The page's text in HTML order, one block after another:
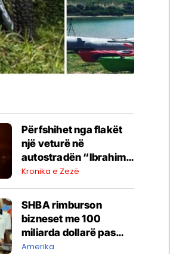
Përfshihet nga flakët
një veturë në
autostradën “Ibrahim
Rugova”
Kronika e Zezë
SHBA rimburson
bizneset me 100
miliarda dollarë pas
anulimit të tarifave të
Amerika